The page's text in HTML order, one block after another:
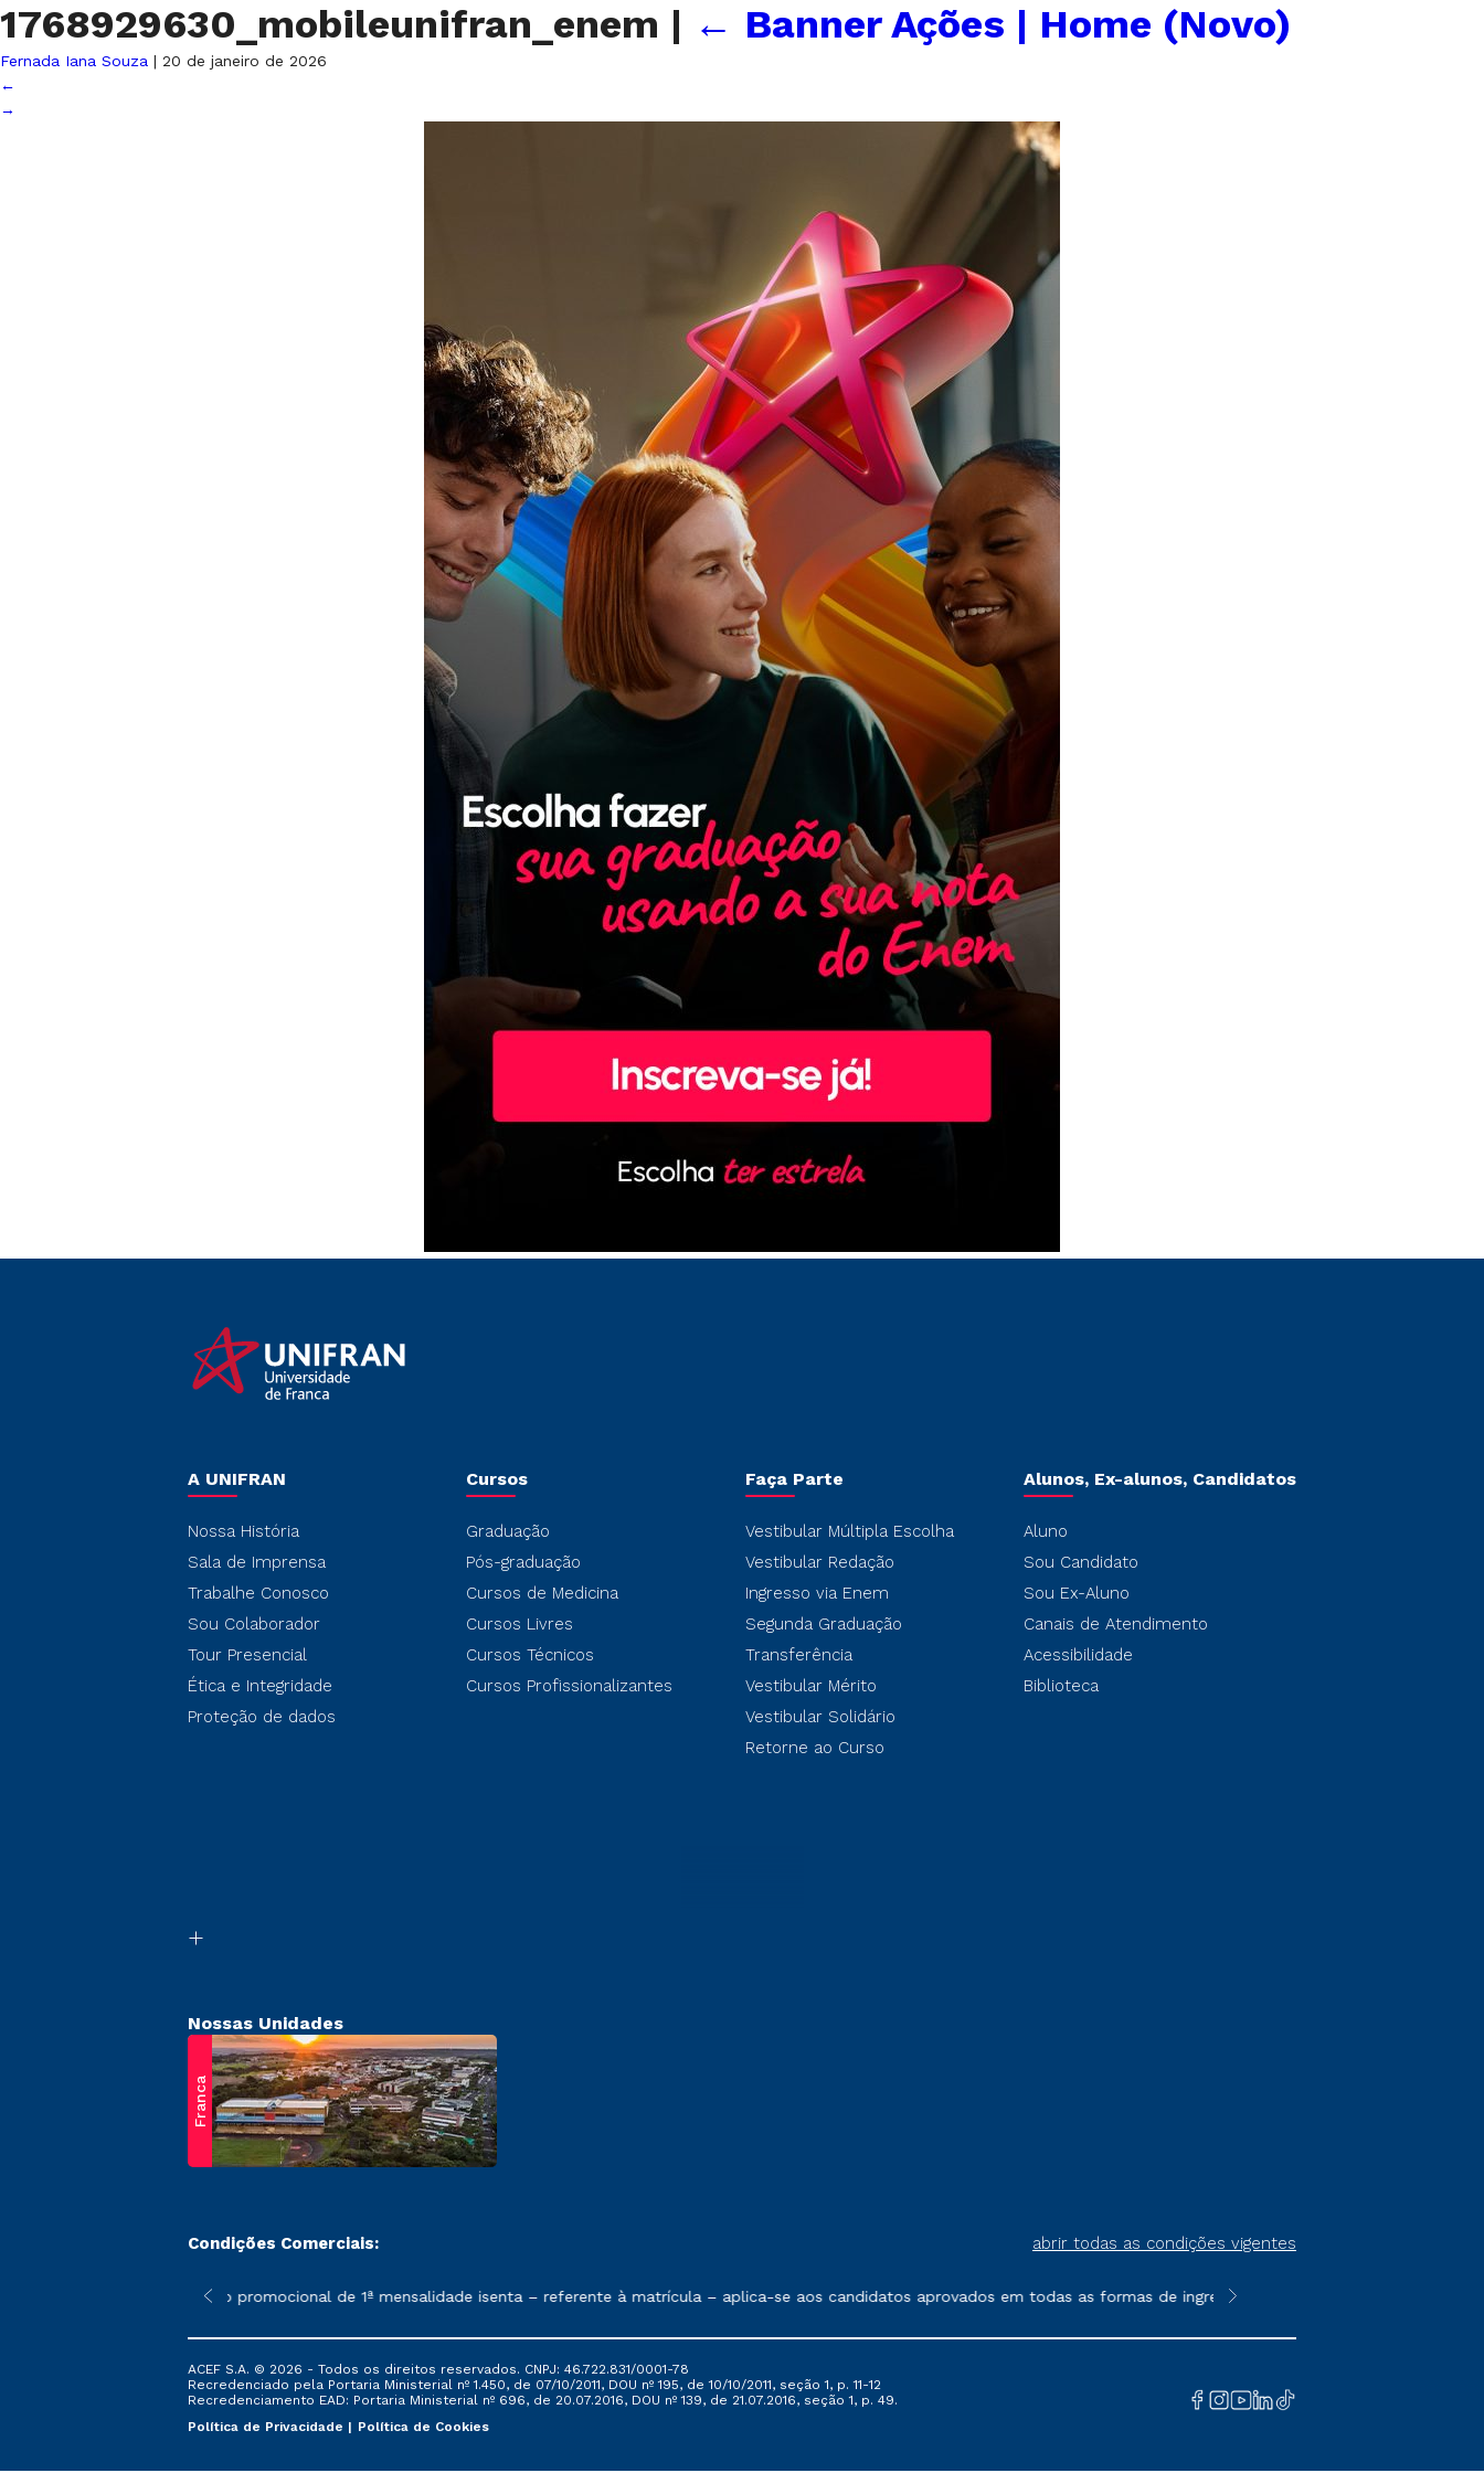
1768929630_mobileunifran_enem | ← Banner Ações | Home (Novo)
Fernada Iana Souza | 20 de janeiro de 2026
←
→
A UNIFRAN
Nossa História
Sala de Imprensa
Trabalhe Conosco
Sou Colaborador
Tour Presencial
Ética e Integridade
Proteção de dados
Cursos
Graduação
Pós-graduação
Cursos de Medicina
Cursos Livres
Cursos Técnicos
Cursos Profissionalizantes
Faça Parte
Vestibular Múltipla Escolha
Vestibular Redação
Ingresso via Enem
Segunda Graduação
Transferência
Vestibular Mérito
Vestibular Solidário
Retorne ao Curso
Alunos, Ex-alunos, Candidatos
Aluno
Sou Candidato
Sou Ex-Aluno
Canais de Atendimento
Acessibilidade
Biblioteca
Nossas Unidades
Franca
Condições Comerciais: abrir todas as condições vigentes
sofrer alterações nos períodos de rematrícula conforme exposto no contrato de prestação de serviços
*A condição promocional de 1ª mensalidade isenta – referente à matrícula – aplica-se aos candidatos aprovados em todas as formas de ingresso, exceto na prova on-line ou
**Semipresencial é um formato do
ACEF S.A. © 2026 - Todos os direitos reservados. CNPJ: 46.722.831/0001-78
Recredenciado pela Portaria Ministerial nº 1.450, de 07/10/2011, DOU nº 195, de 10/10/2011, seção 1, p. 11-12
Recredenciamento EAD: Portaria Ministerial nº 696, de 20.07.2016, DOU nº 139, de 21.07.2016, seção 1, p. 49.
Política de Privacidade
Política de Cookies